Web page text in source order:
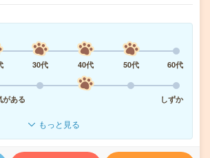
30代 40代 50代
60代
がある
しずか
もっと見る